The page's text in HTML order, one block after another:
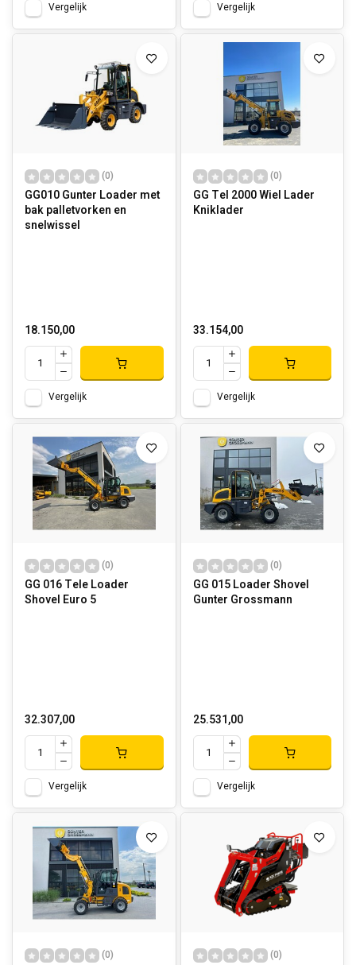
Vergelijk Vergelijk
(0)
GG010 Gunter Loader met
bak palletvorken en
snelwissel
18.150,00
Vergelijk
(0)
GG Tel 2000 Wiel Lader
Kniklader
33.154,00
Vergelijk
(0)
GG 016 Tele Loader
Shovel Euro 5
32.307,00
Vergelijk
(0)
GG 015 Loader Shovel
Gunter Grossmann
25.531,00
Vergelijk
(0) (0)